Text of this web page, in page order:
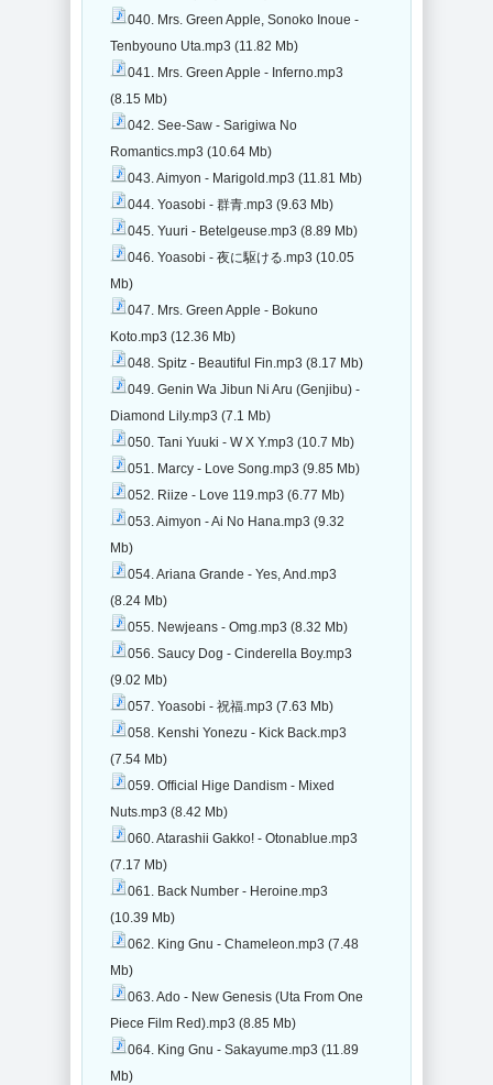
040. Mrs. Green Apple, Sonoko Inoue -
Tenbyouno Uta.mp3 (11.82 Mb)
041. Mrs. Green Apple - Inferno.mp3
(8.15 Mb)
042. See-Saw - Sarigiwa No
Romantics.mp3 (10.64 Mb)
043. Aimyon - Marigold.mp3 (11.81 Mb)
044. Yoasobi - 群青.mp3 (9.63 Mb)
045. Yuuri - Betelgeuse.mp3 (8.89 Mb)
046. Yoasobi - 夜に駆ける.mp3 (10.05
Mb)
047. Mrs. Green Apple - Bokuno
Koto.mp3 (12.36 Mb)
048. Spitz - Beautiful Fin.mp3 (8.17 Mb)
049. Genin Wa Jibun Ni Aru (Genjibu) -
Diamond Lily.mp3 (7.1 Mb)
050. Tani Yuuki - W X Y.mp3 (10.7 Mb)
051. Marcy - Love Song.mp3 (9.85 Mb)
052. Riize - Love 119.mp3 (6.77 Mb)
053. Aimyon - Ai No Hana.mp3 (9.32
Mb)
054. Ariana Grande - Yes, And.mp3
(8.24 Mb)
055. Newjeans - Omg.mp3 (8.32 Mb)
056. Saucy Dog - Cinderella Boy.mp3
(9.02 Mb)
057. Yoasobi - 祝福.mp3 (7.63 Mb)
058. Kenshi Yonezu - Kick Back.mp3
(7.54 Mb)
059. Official Hige Dandism - Mixed
Nuts.mp3 (8.42 Mb)
060. Atarashii Gakko! - Otonablue.mp3
(7.17 Mb)
061. Back Number - Heroine.mp3
(10.39 Mb)
062. King Gnu - Chameleon.mp3 (7.48
Mb)
063. Ado - New Genesis (Uta From One
Piece Film Red).mp3 (8.85 Mb)
064. King Gnu - Sakayume.mp3 (11.89
Mb)